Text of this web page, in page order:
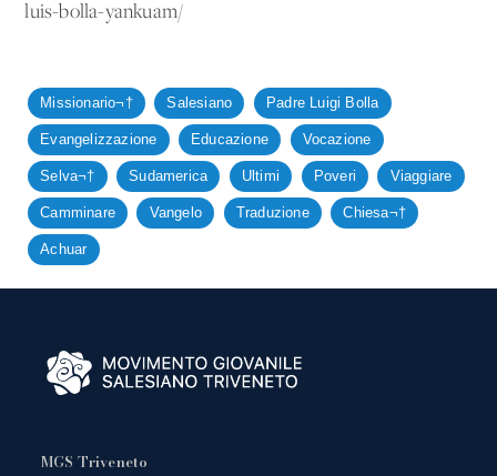
luis-bolla-yankuam/
Missionario¬† Salesiano Padre Luigi Bolla
Evangelizzazione Educazione Vocazione
Selva¬† Sudamerica Ultimi Poveri Viaggiare
Camminare Vangelo Traduzione Chiesa¬†
Achuar
MGS Triveneto